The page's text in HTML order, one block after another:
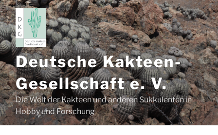
Zum
Inhalt
springen
Deutsche Kakteen-
Gesellschaft e. V.
Die Welt der Kakteen und anderen Sukkulenten in
Hobby und Forschung